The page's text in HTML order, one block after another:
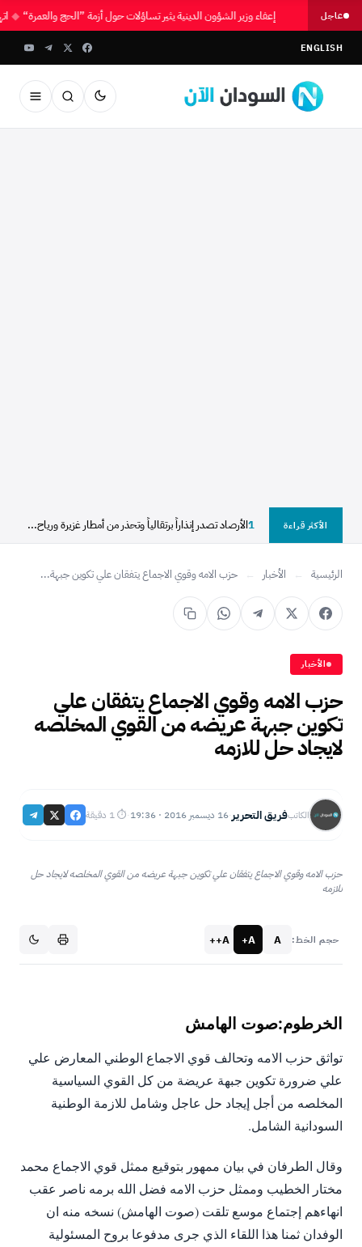
عاجل إعفاء وزير الشؤون الدينية يثير تساؤلات حول أزمة ”الحج والعمرة“ ◆
ENGLISH
الأكثر قراءة 1الأرصاد تصدر إنذاراً برتقالياً وتحذر من أمطار غزيرة ورياح...
الرئيسية ← الأخبار ← حزب الامه وقوي الاجماع يتفقان علي تكوين جبهة...
الأخبار
حزب الامه وقوي الاجماع يتفقان علي
تكوين جبهة عريضه من القوي المخلصه
لايجاد حل للازمه
الكاتبفريق التحرير·16 ديسمبر 2016 · 19:36 ·⏱ 1 دقيقة
حزب الامه وقوي الاجماع يتفقان علي تكوين جبهة عريضه من القوي المخلصه لايجاد حل
للازمه
حجم الخط: A
A+
A++
الخرطوم:صوت الهامش
تواثق حزب الامه وتحالف قوي الاجماع الوطني المعارض علي
علي ضرورة تكوين جبهة عريضة من كل القوي السياسية
المخلصه من أجل إيجاد حل عاجل وشامل للازمة الوطنية
السودانية الشامل.
وقال الطرفان في بيان ممهور بتوقيع ممثل قوي الاجماع محمد
مختار الخطيب وممثل حزب الامه فضل الله برمه ناصر عقب
انهاءهم إجتماع موسع تلقت (صوت الهامش) نسخه منه ان
الوفدان ثمنا هذا اللقاء الذي جرى مدفوعا بروح المسئولية